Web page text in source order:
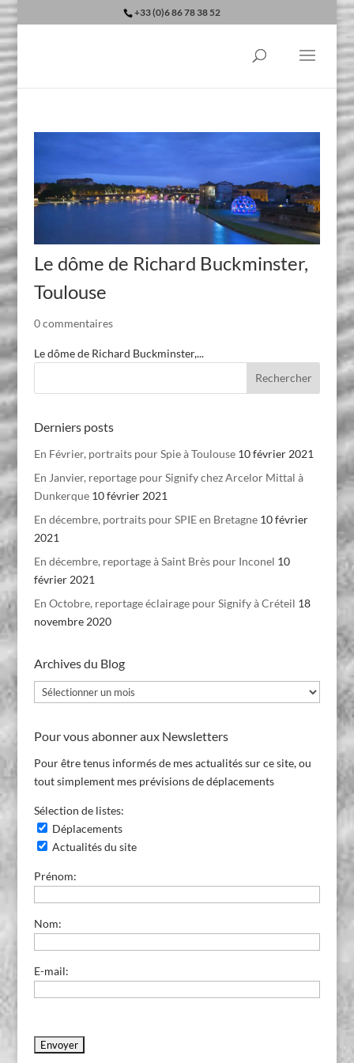
+33 (0)6 86 78 38 52
Le dôme de Richard Buckminster,
Toulouse
0 commentaires
Le dôme de Richard Buckminster,...
Derniers posts
En Février, portraits pour Spie à Toulouse 10 février 2021
En Janvier, reportage pour Signify chez Arcelor Mittal à
Dunkerque 10 février 2021
En décembre, portraits pour SPIE en Bretagne 10 février
2021
En décembre, reportage à Saint Brès pour Inconel 10
février 2021
En Octobre, reportage éclairage pour Signify à Créteil 18
novembre 2020
Archives du Blog
Archives
du
Pour vous abonner aux Newsletters
Pour être tenus informés de mes actualités sur ce site, ou
tout simplement mes prévisions de déplacements
Sélection de listes:
Déplacements
Actualités du site
Prénom:
Nom:
E-mail: